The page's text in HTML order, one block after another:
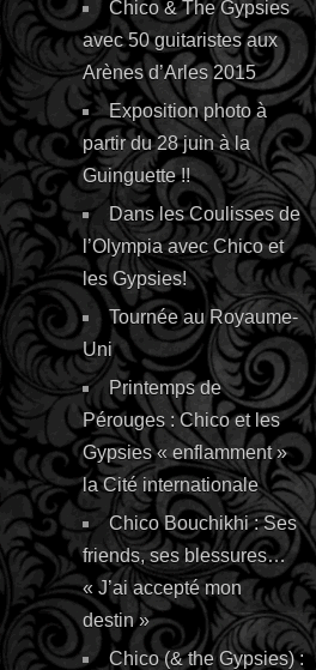
Chico & The Gypsies
avec 50 guitaristes aux
Arènes d’Arles 2015
Exposition photo à
partir du 28 juin à la
Guinguette !!
Dans les Coulisses de
l’Olympia avec Chico et
les Gypsies!
Tournée au Royaume-
Uni
Printemps de
Pérouges : Chico et les
Gypsies « enflamment »
la Cité internationale
Chico Bouchikhi : Ses
friends, ses blessures…
« J’ai accepté mon
destin »
Chico (& the Gypsies) :